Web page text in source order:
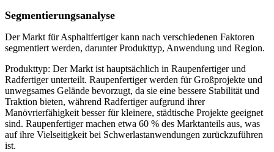
Segmentierungsanalyse
Der Markt für Asphaltfertiger kann nach verschiedenen Faktoren
segmentiert werden, darunter Produkttyp, Anwendung und Region.
Produkttyp: Der Markt ist hauptsächlich in Raupenfertiger und
Radfertiger unterteilt. Raupenfertiger werden für Großprojekte und
unwegsames Gelände bevorzugt, da sie eine bessere Stabilität und
Traktion bieten, während Radfertiger aufgrund ihrer
Manövrierfähigkeit besser für kleinere, städtische Projekte geeignet
sind. Raupenfertiger machen etwa 60 % des Marktanteils aus, was
auf ihre Vielseitigkeit bei Schwerlastanwendungen zurückzuführen
ist.